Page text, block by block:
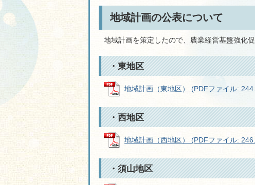
地域計画の公表について
地域計画を策定したので、農業経営基盤強化
・東地区
地域計画（東地区） (PDFファイル:
・西地区
地域計画（西地区） (PDFファイル:
・須山地区